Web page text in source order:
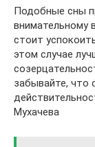
Подобные сны
внимательному
стоит
этом случае
забывайте, что
Мухачева